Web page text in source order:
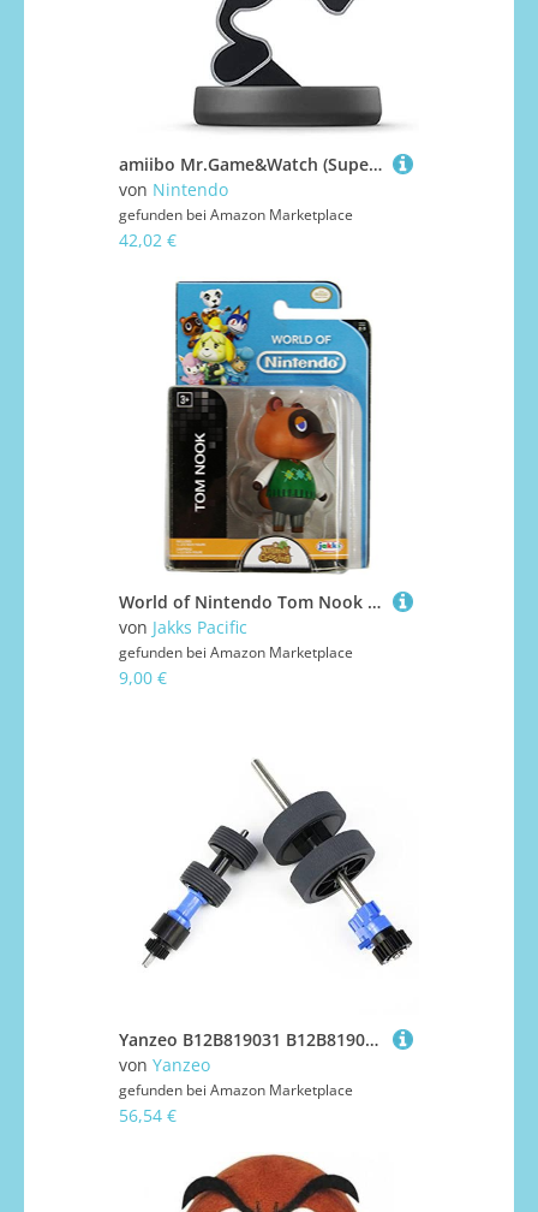
amiibo Mr.Game&Watch (Super Smash Bros Series) for Nintendo Wii U, Nintendo 3DS
von Nintendo
gefunden bei Amazon Marketplace
42,02 €
World of Nintendo Tom Nook Actionfigur 2,5 Zoll
von Jakks Pacific
gefunden bei Amazon Marketplace
9,00 €
Yanzeo B12B819031 B12B819041 for Epson DS-530 ES-400 DS-530N DS-570W Ds-770 Ds-870 Ds-970 FF-680W Roller Assembly Kit
von Yanzeo
gefunden bei Amazon Marketplace
56,54 €